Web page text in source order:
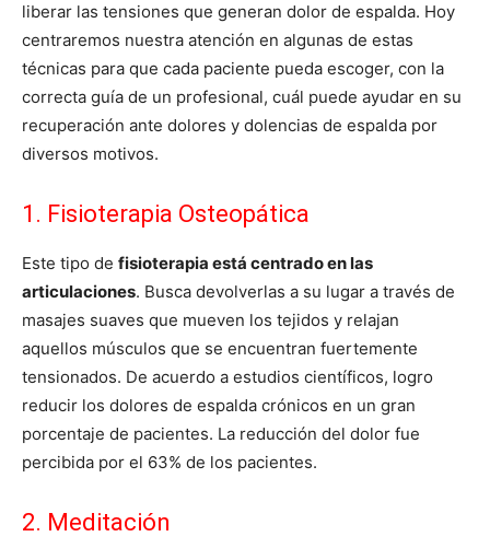
liberar las tensiones que generan dolor de espalda. Hoy
centraremos nuestra atención en algunas de estas
técnicas para que cada paciente pueda escoger, con la
correcta guía de un profesional, cuál puede ayudar en su
recuperación ante dolores y dolencias de espalda por
diversos motivos.
1. Fisioterapia Osteopática
Este tipo de fisioterapia está centrado en las
articulaciones. Busca devolverlas a su lugar a través de
masajes suaves que mueven los tejidos y relajan
aquellos músculos que se encuentran fuertemente
tensionados. De acuerdo a estudios científicos, logro
reducir los dolores de espalda crónicos en un gran
porcentaje de pacientes. La reducción del dolor fue
percibida por el 63% de los pacientes.
2. Meditación